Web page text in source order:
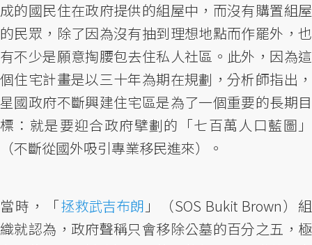
成的國民住在政府提供的組屋中，而沒有購置組屋
的民眾，除了因為沒有抽到理想地點而作罷外，也
有不少是願意掏腰包去住私人社區。此外，因為這
個住宅計畫是以三十年為期在規劃，分析師指出，
星國政府不斷興建住宅區是為了一個重要的長期目
標：就是要迎合政府擘劃的「七百萬人口藍圖」
（不斷從國外吸引專業移民進來）。
當時，「拯救武吉布朗 」（SOS Bukit Brown）組
織就認為，政府聲稱只會移除公墓的百分之五，極